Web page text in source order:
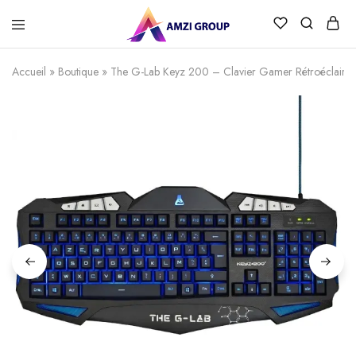
Accueil » Boutique » The G-Lab Keyz 200 – Clavier Gamer Rétroéclairé